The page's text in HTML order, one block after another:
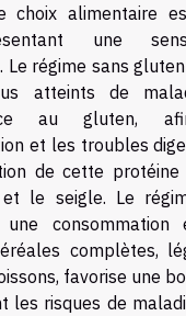
choix alimentaire
une
Le régime sans
atteints de
au gluten,
et les troubles
de cette
et le seigle. Le
consommation
complètes,
favorise une
les risques de